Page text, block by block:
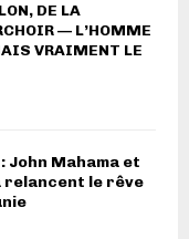
DE LA
— L’HOMME
VRAIMENT LE
: John Mahama et
relancent le rêve